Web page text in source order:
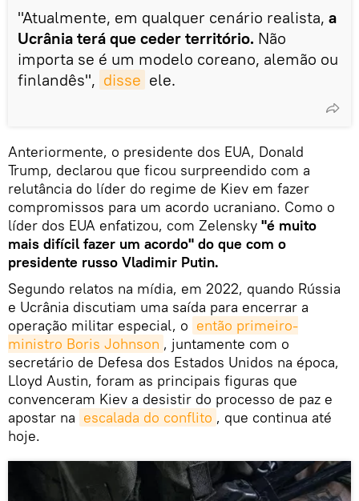
"Atualmente, em qualquer cenário realista, a
Ucrânia terá que ceder território. Não
importa se é um modelo coreano, alemão ou
finlandês", disse ele.
Anteriormente, o presidente dos EUA, Donald
Trump, declarou que ficou surpreendido com a
relutância do líder do regime de Kiev em fazer
compromissos para um acordo ucraniano. Como o
líder dos EUA enfatizou, com Zelensky "é muito
mais difícil fazer um acordo" do que com o
presidente russo Vladimir Putin.
Segundo relatos na mídia, em 2022, quando Rússia
e Ucrânia discutiam uma saída para encerrar a
operação militar especial, o então primeiro-
ministro Boris Johnson , juntamente com o
secretário de Defesa dos Estados Unidos na época,
Lloyd Austin, foram as principais figuras que
convenceram Kiev a desistir do processo de paz e
apostar na escalada do conflito , que continua até
hoje.